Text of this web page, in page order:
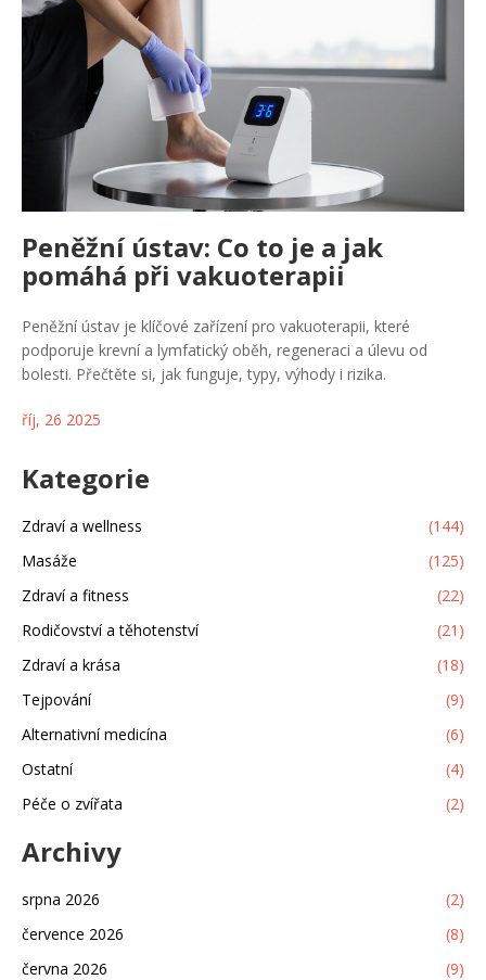
Peněžní ústav: Co to je a jak
pomáhá při vakuoterapii
Peněžní ústav je klíčové zařízení pro vakuoterapii, které
podporuje krevní a lymfatický oběh, regeneraci a úlevu od
bolesti. Přečtěte si, jak funguje, typy, výhody i rizika.
říj, 26 2025
Kategorie
Zdraví a wellness
(144)
Masáže
(125)
Zdraví a fitness
(22)
Rodičovství a těhotenství
(21)
Zdraví a krása
(18)
Tejpování
(9)
Alternativní medicína
(6)
Ostatní
(4)
Péče o zvířata
(2)
Archivy
srpna 2026
(2)
července 2026
(8)
června 2026
(9)